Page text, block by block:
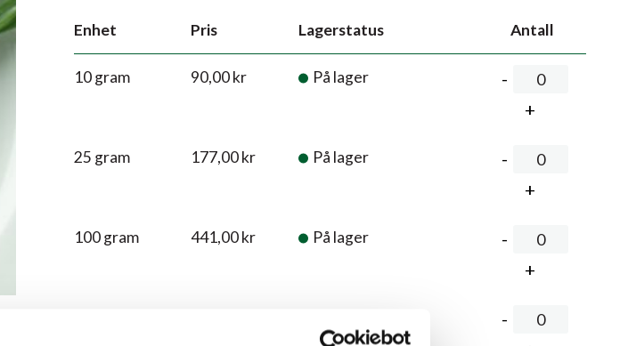
Enhet Pris Lagerstatus Antall
10 gram 90,00kr På lager
25 gram 177,00kr På lager
100 gram 441,00kr På lager